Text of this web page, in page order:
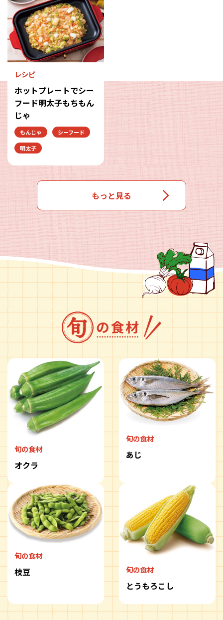
レシピ
ホットプレートでシー
フード明太子もちもん
じゃ
もんじゃ
シーフード
明太子
もっと見る
旬の食材
オクラ
旬の食材
あじ
旬の食材
枝豆 旬の食材
とうもろこし